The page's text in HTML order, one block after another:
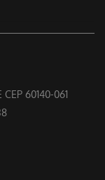
60140-061